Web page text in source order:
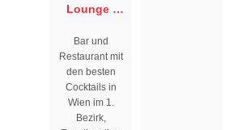
Lounge I
Wien
Bar und
Restaurant mit
den besten
Cocktails in
Wien im 1.
Bezirk,